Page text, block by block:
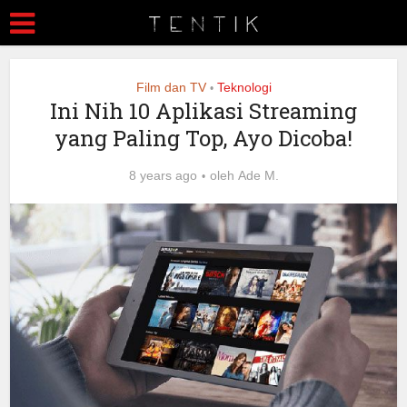
Film dan TV • Teknologi
Ini Nih 10 Aplikasi Streaming
yang Paling Top, Ayo Dicoba!
8 years ago oleh Ade M.